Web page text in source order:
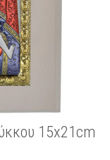
15x21cm